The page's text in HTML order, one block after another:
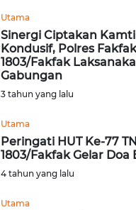
Utama
Sinergi Ciptakan
Kondusif, Polres
1803/Fakfak
Gabungan
3 tahun yang lalu
Utama
Peringati HUT Ke-77
1803/Fakfak Gelar Doa
4 tahun yang lalu
Utama